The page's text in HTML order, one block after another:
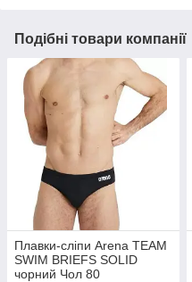
Подібні товари компанії
Плавки-сліпи Arena TEAM
SWIM BRIEFS SOLID
чорний Чол 80